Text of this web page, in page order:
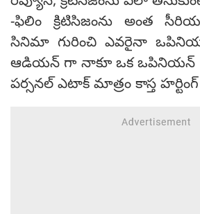
-ఫిలిం క్రిటిసిజంను అంత
సినిమా గురించి ఎవరైనా
ఆడియన్ గా నాకూ ఒక ఒపినియన్
పర్సనల్ ఎటాక్ మాత్రం కాస్త